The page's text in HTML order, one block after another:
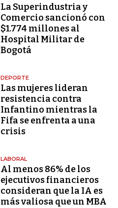
La Superindustria y
Comercio sancionó con
$1.774 millones al
Hospital Militar de
Bogotá
DEPORTE
Las mujeres lideran
resistencia contra
Infantino mientras la
Fifa se enfrenta a una
crisis
LABORAL
Al menos 86% de los
ejecutivos financieros
consideran que la IA es
más valiosa que un MBA